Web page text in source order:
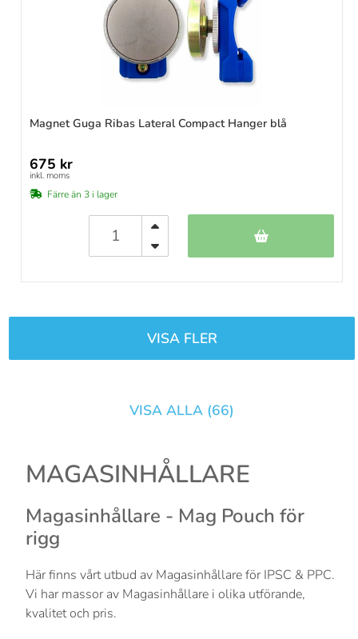
Magnet Guga Ribas Lateral Compact Hanger blå
675 kr
inkl. moms
Färre än 3 i lager
VISA FLER
VISA ALLA (66)
MAGASINHÅLLARE
Magasinhållare - Mag Pouch för
rigg
Här finns vårt utbud av Magasinhållare för IPSC & PPC.
Vi har massor av Magasinhållare i olika utförande,
kvalitet och pris.